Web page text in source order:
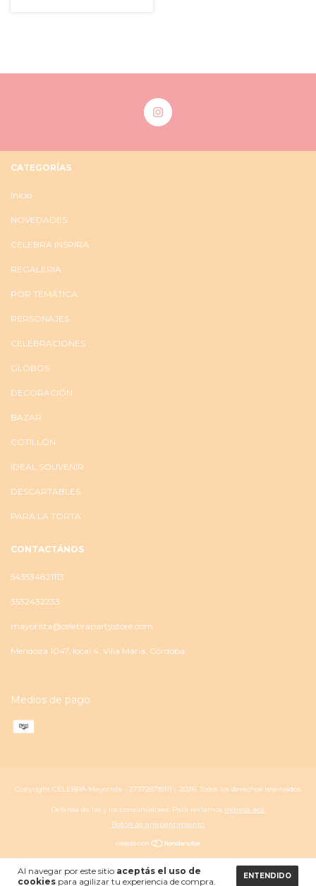
Al navegar por este sitio aceptás el uso de
cookies para agilizar tu experiencia de compra.
ENTENDIDO
CATEGORÍAS
Inicio
NOVEDADES
CELEBRA INSPIRA
REGALERIA
POR TEMÁTICA
PERSONAJES
CELEBRACIONES
GLOBOS
DECORACIÓN
BAZAR
COTILLÓN
IDEAL SOUVENIR
DESCARTABLES
PARA LA TORTA
CONTACTÁNOS
543534821113
3532432233
mayorista@celebrapartystore.com
Mendoza 1047, local 4, Villa María, Córdoba.
Medios de pago
Copyright CELEBRA Mayorista - 27372878911 - 2026. Todos los derechos reservados.
Defensa de las y los consumidores. Para reclamos ingresá acá.
Botón de arrepentimiento